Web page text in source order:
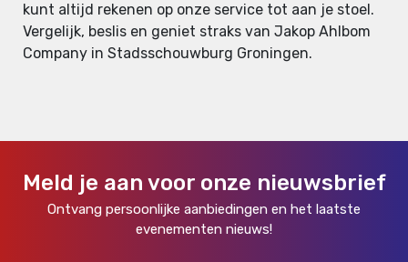
kunt altijd rekenen op onze service tot aan je stoel.
Vergelijk, beslis en geniet straks van Jakop Ahlbom
Company in Stadsschouwburg Groningen.
Meld je aan voor onze nieuwsbrief
Ontvang persoonlijke aanbiedingen en het laatste
evenementen nieuws!